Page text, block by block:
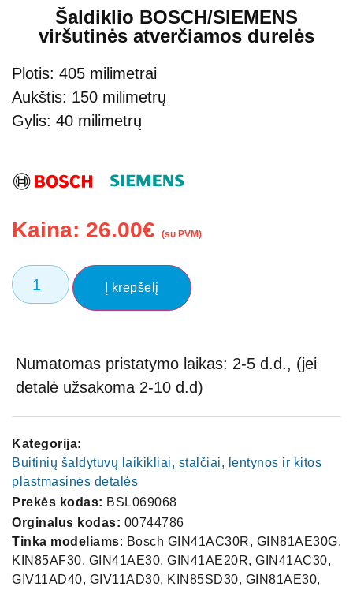
Šaldiklio BOSCH/SIEMENS
viršutinės atverčiamos durelės
Plotis: 405 milimetrai
Aukštis: 150 milimetrų
Gylis: 40 milimetrų
Kaina: 26.00€ (su PVM)
Į krepšelį
Numatomas pristatymo laikas: 2-5 d.d., (jei
detalė užsakoma 2-10 d.d)
Kategorija:
Buitinių šaldytuvų laikikliai, stalčiai, lentynos ir kitos
plastmasinės detalės
Prekės kodas: BSL069068
Orginalus kodas: 00744786
Tinka modeliams: Bosch GIN41AC30R, GIN81AE30G,
KIN85AF30, GIN41AE30, GIN41AE20R, GIN41AC30,
GIV11AD40, GIV11AD30, KIN85SD30, GIN81AE30,